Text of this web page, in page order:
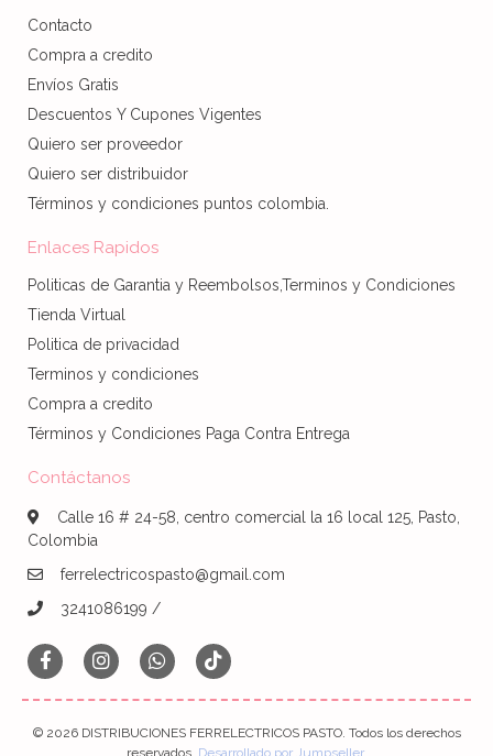
Contacto
Compra a credito
Envíos Gratis
Descuentos Y Cupones Vigentes
Quiero ser proveedor
Quiero ser distribuidor
Términos y condiciones puntos colombia.
Enlaces Rapidos
Politicas de Garantia y Reembolsos,Terminos y Condiciones
Tienda Virtual
Politica de privacidad
Terminos y condiciones
Compra a credito
Términos y Condiciones Paga Contra Entrega
Contáctanos
Calle 16 # 24-58, centro comercial la 16 local 125, Pasto,
Colombia
ferrelectricospasto@gmail.com
3241086199 /
© 2026 DISTRIBUCIONES FERRELECTRICOS PASTO. Todos los derechos
reservados. Desarrollado por Jumpseller.